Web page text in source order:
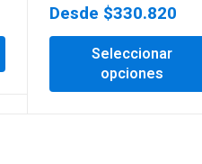
Desde $330.820
Seleccionar
opciones